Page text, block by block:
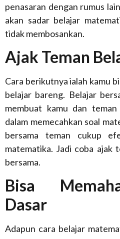
penasaran dengan rumus
akan sadar belajar
tidak membosankan.
Ajak Teman
Cara berikutnya ialah kamu
belajar bareng. Belajar
membuat kamu dan
dalam memecahkan soal
bersama teman cukup
matematika. Jadi coba ajak
bersama.
Bisa
Dasar
Adapun cara belajar